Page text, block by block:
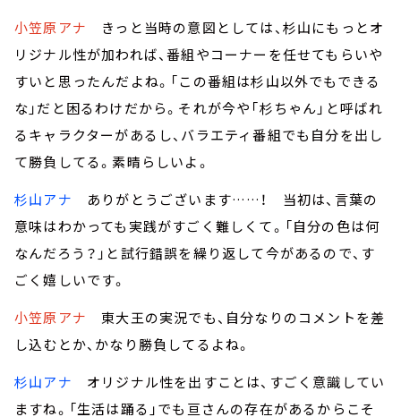
小笠原アナ きっと当時の意図としては、杉山にもっとオ
リジナル性が加われば、番組やコーナーを任せてもらいや
すいと思ったんだよね。「この番組は杉山以外でもできる
な」だと困るわけだから。それが今や「杉ちゃん」と呼ばれ
るキャラクターがあるし、バラエティ番組でも自分を出し
て勝負してる。素晴らしいよ。
杉山アナ ありがとうございます……！ 当初は、言葉の
意味はわかっても実践がすごく難しくて。「自分の色は何
なんだろう？」と試行錯誤を繰り返して今があるので、す
ごく嬉しいです。
小笠原アナ 東大王の実況でも、自分なりのコメントを差
し込むとか、かなり勝負してるよね。
杉山アナ オリジナル性を出すことは、すごく意識してい
ますね。「生活は踊る」でも亘さんの存在があるからこそ